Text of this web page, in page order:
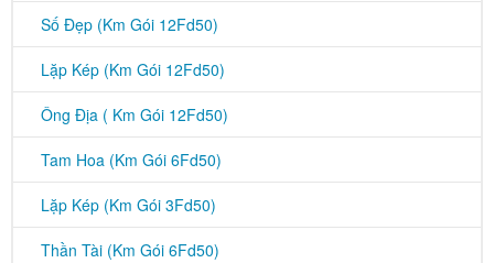
Số Đẹp (Km Gói 12Fd50)
Lặp Kép (Km Gói 12Fd50)
Ông Địa ( Km Gói 12Fd50)
Tam Hoa (Km Gói 6Fd50)
Lặp Kép (Km Gói 3Fd50)
Thần Tài (Km Gói 6Fd50)